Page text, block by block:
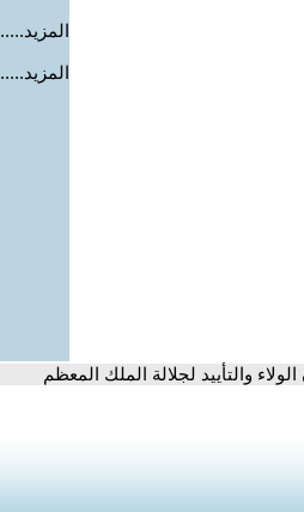
المزيد.....
المزيد.....
والتأييد لجلالة الملك المعظم